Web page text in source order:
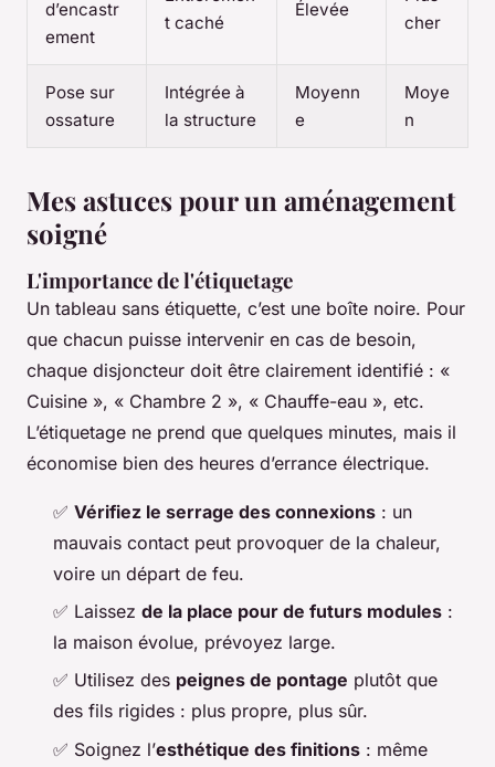
d’encastr
ement
t caché
Élevée
cher
Pose sur
ossature
Intégrée à
la structure
Moyenn
e
Moye
n
Mes astuces pour un aménagement
soigné
L'importance de l'étiquetage
Un tableau sans étiquette, c’est une boîte noire. Pour
que chacun puisse intervenir en cas de besoin,
chaque disjoncteur doit être clairement identifié : «
Cuisine », « Chambre 2 », « Chauffe-eau », etc.
L’étiquetage ne prend que quelques minutes, mais il
économise bien des heures d’errance électrique.
✅ Vérifiez le serrage des connexions : un
mauvais contact peut provoquer de la chaleur,
voire un départ de feu.
✅ Laissez de la place pour de futurs modules :
la maison évolue, prévoyez large.
✅ Utilisez des peignes de pontage plutôt que
des fils rigides : plus propre, plus sûr.
✅ Soignez l’esthétique des finitions : même